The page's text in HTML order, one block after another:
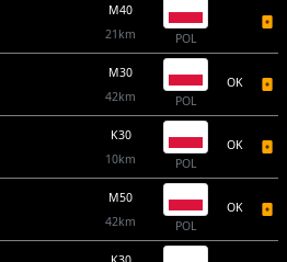
M40
21km
POL
M30
42km
POL
OK
K30
10km
POL
OK
M50
42km
POL
OK